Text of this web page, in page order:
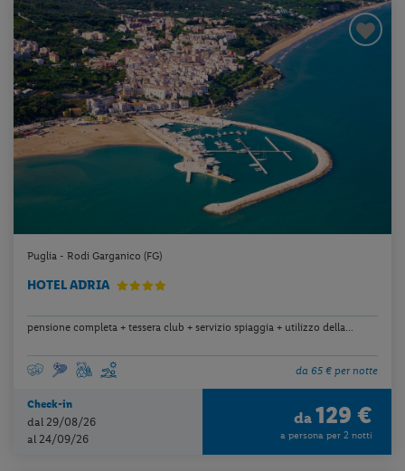
Puglia - Rodi Garganico (FG)
HOTEL ADRIA
pensione completa + tessera club + servizio spiaggia + utilizzo della...
da 65 € per notte
Check-in
dal 29/08/26
al 24/09/26
da 129 €
a persona per 2 notti